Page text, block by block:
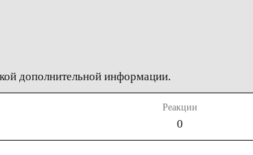
дополнительной информации.
Реакции
0